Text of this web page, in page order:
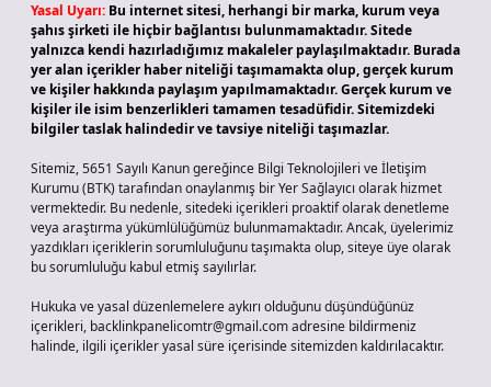
Yasal Uyarı: Bu internet sitesi, herhangi bir marka, kurum veya
şahıs şirketi ile hiçbir bağlantısı bulunmamaktadır. Sitede
yalnızca kendi hazırladığımız makaleler paylaşılmaktadır. Burada
yer alan içerikler haber niteliği taşımamakta olup, gerçek kurum
ve kişiler hakkında paylaşım yapılmamaktadır. Gerçek kurum ve
kişiler ile isim benzerlikleri tamamen tesadüfidir. Sitemizdeki
bilgiler taslak halindedir ve tavsiye niteliği taşımazlar.
Sitemiz, 5651 Sayılı Kanun gereğince Bilgi Teknolojileri ve İletişim
Kurumu (BTK) tarafından onaylanmış bir Yer Sağlayıcı olarak hizmet
vermektedir. Bu nedenle, sitedeki içerikleri proaktif olarak denetleme
veya araştırma yükümlülüğümüz bulunmamaktadır. Ancak, üyelerimiz
yazdıkları içeriklerin sorumluluğunu taşımakta olup, siteye üye olarak
bu sorumluluğu kabul etmiş sayılırlar.
Hukuka ve yasal düzenlemelere aykırı olduğunu düşündüğünüz
içerikleri, backlinkpanelicomtr@gmail.comadresine bildirmeniz
halinde, ilgili içerikler yasal süre içerisinde sitemizden kaldırılacaktır.